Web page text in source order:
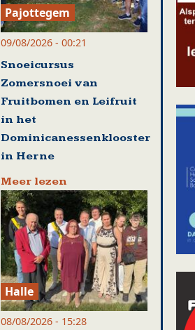
Pajottegem
09/08/2026 - 00:21
Snoeicursus
Zomersnoei van
Fruitbomen en Leifruit
in het
Dominicanessenklooster
in Herne
Meer lezen
Halle
08/08/2026 - 15:28